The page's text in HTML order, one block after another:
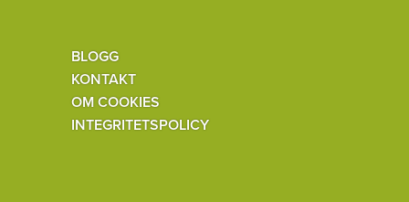
BLOGG
KONTAKT
OM COOKIES
INTEGRITETSPOLICY